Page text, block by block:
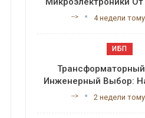
--> 4 недели
ИБП
Инженерный Выбор:
--> 2 недели